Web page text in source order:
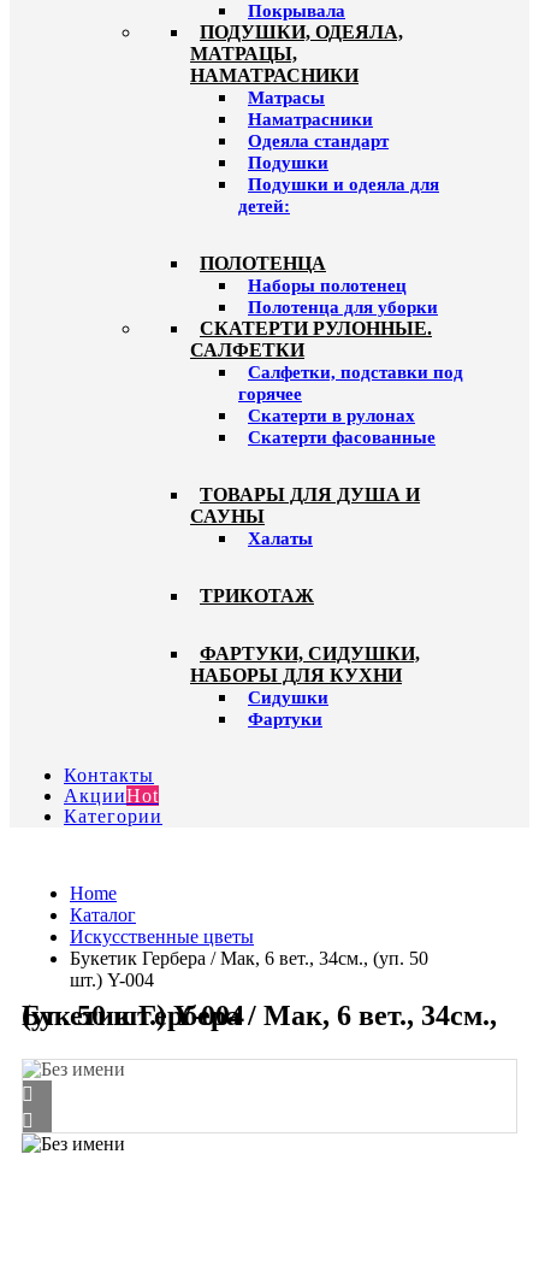
Покрывала
ПОДУШКИ, ОДЕЯЛА,
МАТРАЦЫ,
НАМАТРАСНИКИ
Матрасы
Наматрасники
Одеяла стандарт
Подушки
Подушки и одеяла для
детей:
ПОЛОТЕНЦА
Наборы полотенец
Полотенца для уборки
СКАТЕРТИ РУЛОННЫЕ.
САЛФЕТКИ
Салфетки, подставки под
горячее
Скатерти в рулонах
Скатерти фасованные
ТОВАРЫ ДЛЯ ДУША И
САУНЫ
Халаты
ТРИКОТАЖ
ФАРТУКИ, СИДУШКИ,
НАБОРЫ ДЛЯ КУХНИ
Сидушки
Фартуки
Контакты
АкцииHot
Категории
Home
Каталог
Искусственные цветы
Букетик Гербера / Мак, 6 вет., 34см., (уп. 50
шт.) Y-004
Букетик Гербера / Мак, 6 вет., 34см., (уп. 50 шт.) Y-004